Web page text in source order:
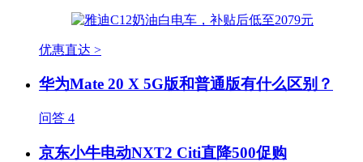
优惠直达 >
华为Mate 20 X 5G版和普通版有什么区别？
问答 4
京东小牛电动NXT2 Citi直降500促购